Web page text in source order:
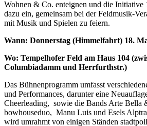
Wohnen & Co. enteignen und die Initiative
dazu ein, gemeinsam bei der Feldmusik-
mit Musik und Spielen zu feiern.
Wann: Donnerstag (Himmelfahrt) 18.
Wo: Tempelhofer Feld am Haus 104
Columbiadamm und Herrfurthstr.)
Das Bühnenprogramm umfasst
und Performances, darunter eine
Cheerleading, sowie die Bands Arte Bella
bowhouseduo, Manu Luis und Esels
wird umrahmt von einigen Ständen